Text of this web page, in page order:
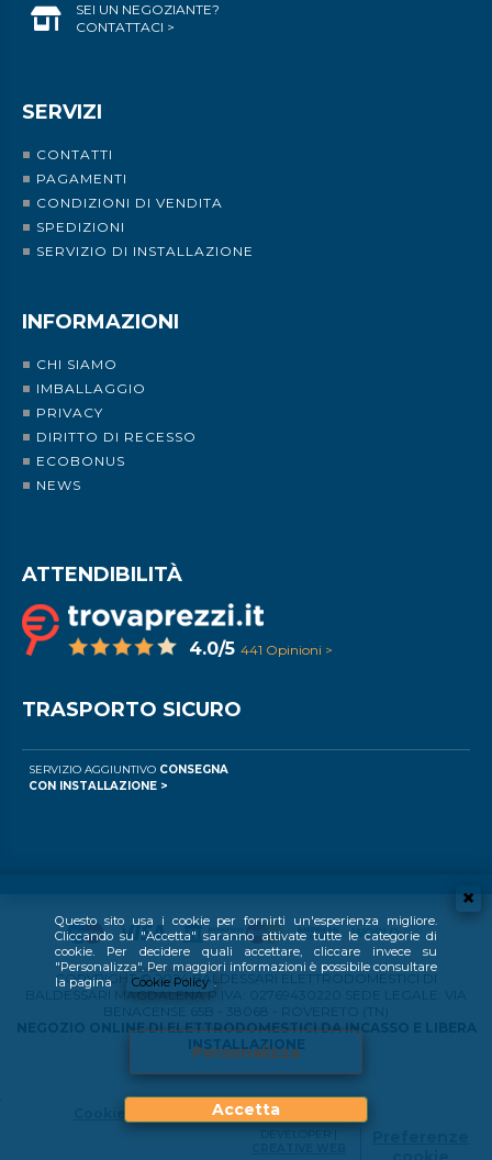
Questo sito usa i cookie per fornirti un'esperienza migliore.
Cliccando su "Accetta" saranno attivate tutte le categorie di
cookie. Per decidere quali accettare, cliccare invece su
"Personalizza". Per maggiori informazioni è possibile consultare
la pagina
Cookie Policy .
Personalizza
Accetta
SEI UN NEGOZIANTE?
CONTATTACI >
SERVIZI
CONTATTI
PAGAMENTI
CONDIZIONI DI VENDITA
SPEDIZIONI
SERVIZIO DI INSTALLAZIONE
INFORMAZIONI
CHI SIAMO
IMBALLAGGIO
PRIVACY
DIRITTO DI RECESSO
ECOBONUS
NEWS
ATTENDIBILITÀ
4.0/5 441 Opinioni >
TRASPORTO SICURO
SERVIZIO AGGIUNTIVO CONSEGNA
CON INSTALLAZIONE >
COPYRIGHT © 2024 BALDESSARI ELETTRODOMESTICI DI
BALDESSARI MAGDALENA P.IVA: 02769430220 SEDE LEGALE: VIA
NEGOZIO ONLINE DI ELETTRODOMESTICI DA INCASSO E LIBERA
INSTALLAZIONE
DEVELOPER |